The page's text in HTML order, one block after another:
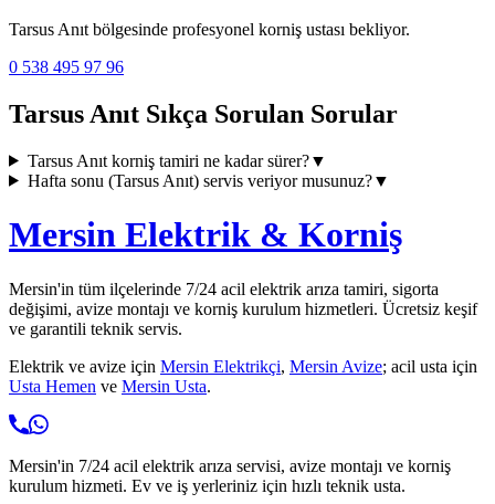
Tarsus Anıt bölgesinde profesyonel korniş ustası bekliyor.
0 538 495 97 96
Tarsus Anıt Sıkça Sorulan Sorular
Tarsus Anıtkorniş tamiri ne kadar sürer?▼
Hafta sonu (Tarsus Anıt) servis veriyor musunuz?▼
Mersin Elektrik & Korniş
Mersin'in tüm ilçelerinde 7/24 acil elektrik arıza tamiri, sigorta
değişimi, avize montajı ve korniş kurulum hizmetleri. Ücretsiz keşif
ve garantili teknik servis.
Elektrik ve avize için Mersin Elektrikçi, Mersin Avize; acil usta için
Usta Hemen ve Mersin Usta.
Mersin'in 7/24 acil elektrik arıza servisi, avize montajı ve korniş
kurulum hizmeti. Ev ve iş yerleriniz için hızlı teknik usta.